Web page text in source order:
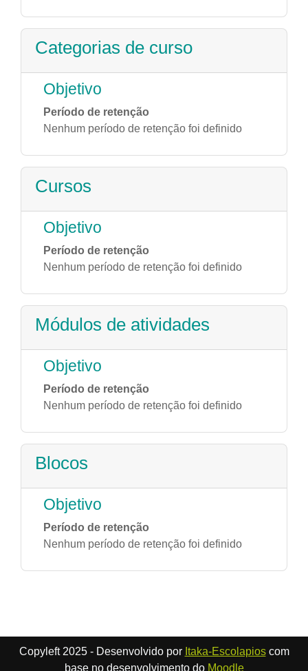
Categorias de curso
Objetivo
Período de retenção
Nenhum período de retenção foi definido
Cursos
Objetivo
Período de retenção
Nenhum período de retenção foi definido
Módulos de atividades
Objetivo
Período de retenção
Nenhum período de retenção foi definido
Blocos
Objetivo
Período de retenção
Nenhum período de retenção foi definido
Copyleft 2025 - Desenvolvido por Itaka-Escolapioscom
base no desenvolvimento do Moodle